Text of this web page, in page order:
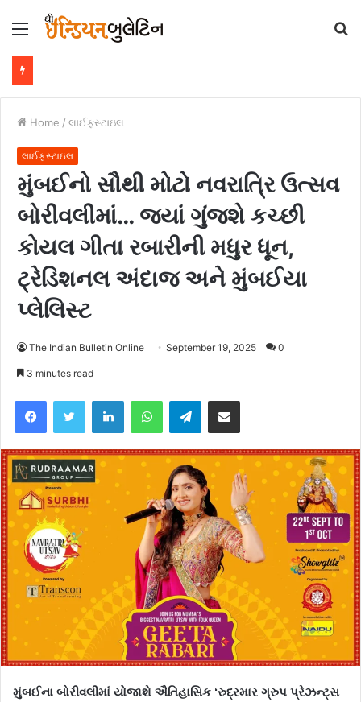
Menu
Home / લાઈફસ્ટાઇલ
લાઈફસ્ટાઇલ
મુંબઈનો સૌથી મોટો નવરાત્રિ ઉત્સવ
બોરીવલીમાં… જ્યાં ગુંજશે કચ્છી
કોયલ ગીતા રબારીની મધુર ધૂન,
ટ્રેડિશનલ અંદાજ અને મુંબઈયા
પ્લેલિસ્ટ
The Indian Bulletin Online September 19, 2025 0
3 minutes read
Telegram
મુંબઈના બોરીવલીમાં યોજાશે ઐતિહાસિક ‘રુદ્રમાર ગ્રુપ પ્રેઝન્ટ્સ